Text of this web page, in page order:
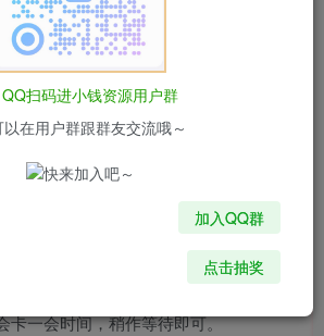
好用的影视app，软件画质几乎都是高
告，秒播不卡顿，资源也挺全，非常好
卡一会时间，稍作等待即可。
QQ扫码进小钱资源用户群
在用户群跟群友交流哦～
加入QQ群
点击抽奖